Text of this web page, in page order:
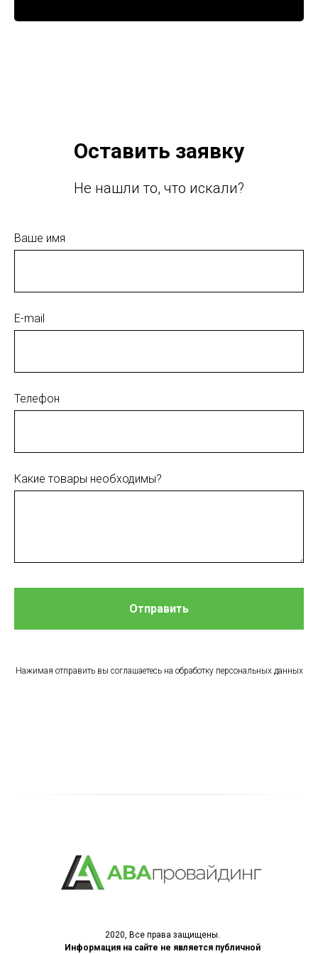
Оставить заявку
Не нашли то, что искали?
Ваше имя
E-mail
Телефон
Какие товары необходимы?
Отправить
Нажимая отправить вы соглашаетесь на обработку персональных данных
2020, Все права защищены.
Информация на сайте не является публичной